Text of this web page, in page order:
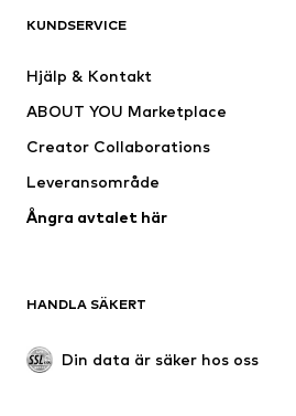
Jackor
Badkläder
Tillfällen
Upcycling
Nytt
Boots & stövlar
Lågskor
KUNDSERVICE
Hjälp & Kontakt
ABOUT YOU Marketplace
Creator Collaborations
Leveransområde
Ångra avtalet här
HANDLA SÄKERT
Din data är säker hos oss